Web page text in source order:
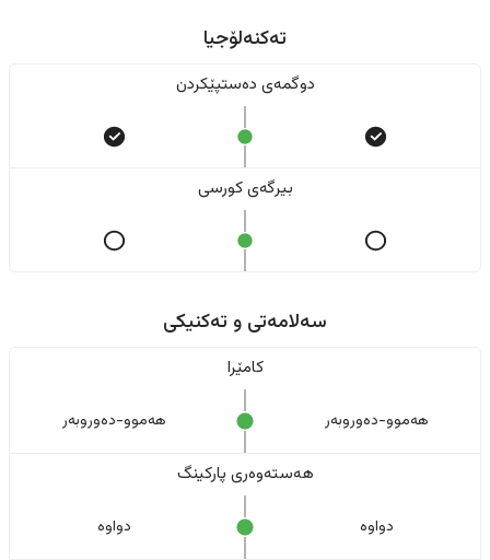
تەکنەلۆجیا
دوگمەی دەستپێکردن
بیرگەی کورسی
سەلامەتی و تەکنیکی
کامێرا
هەموو-دەوروبەر هەموو-دەوروبەر
هەستەوەری پارکینگ
دواوە دواوە